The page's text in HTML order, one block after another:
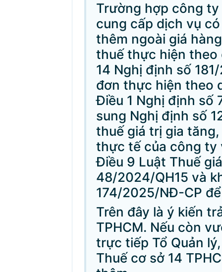
Trường hợp công
cung cấp dịch vụ
thêm ngoài giá
thuế thực hiện theo
14 Nghị định số
đơn thực hiện theo
Điều 1 Nghị định số
sung Nghị định số
thuế giá trị gia
thực tế của công ty
Điều 9 Luật Thuế
48/2024/QH15 và
174/2025/NĐ-CP
Trên đây là ý kiến
TPHCM. Nếu còn
trực tiếp Tổ Quản
Thuế cơ sở 14